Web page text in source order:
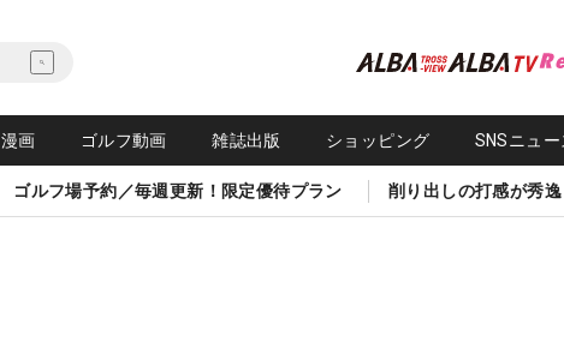
漫画 ゴルフ動画 雑誌出版 ショッピング SNSニュー
ゴルフ場予約／毎週更新！限定優待プラン 削り出しの打感が秀